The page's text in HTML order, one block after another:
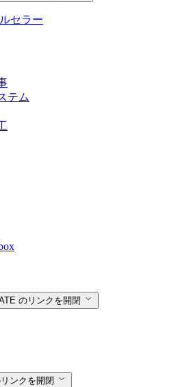
セラー
テム
のリンクを開閉
ンクを開閉